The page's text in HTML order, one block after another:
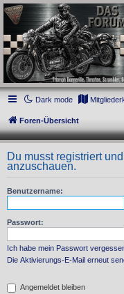
thruxton-
DAS FORUM! Alles rund um
die New Bonneville
Scrambler, Bobber, Speed
und Speedmaster.
Dark mode
Foren-Übersicht
Du musst registriert
anzuschauen.
Benutzername:
Passwort:
Ich habe mein Passwort
Die Aktivierungs-E-Mail erneut
Angemeldet bleiben